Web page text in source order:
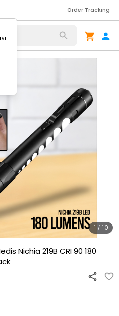
Order Tracking
1 / 10
Nichia 219B CRI 90 180